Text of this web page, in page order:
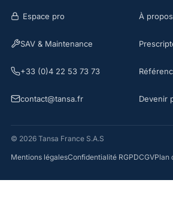
Espace pro
SAV & Maintenance
+33 (0)4 22 53 73 73
contact@tansa.fr
À propos
Devenir
© 2026 Tansa France S.A.S
Mentions légalesConfidentialité RGPDCGVPlan